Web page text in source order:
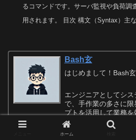
るコマンドです。サーバ監視や負荷調
用されます。 目次 構文（Syntax）主
Bash玄
はじめまして！Bash玄
エンジニアとしてシ
で、手作業の多さに
プトを活用して業務
けで、この道に入り
け」「スクリプトは
ホーム